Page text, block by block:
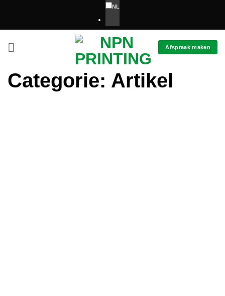
inhoud
NL
Afspraak maken
Categorie: Artikel